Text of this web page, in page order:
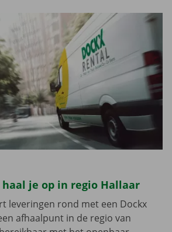
haal je op in regio Hallaar
leveringen rond met een Dockx
afhaalpunt in de regio van